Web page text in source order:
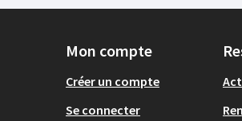
Mon compte
Créer un compte
Se connecter